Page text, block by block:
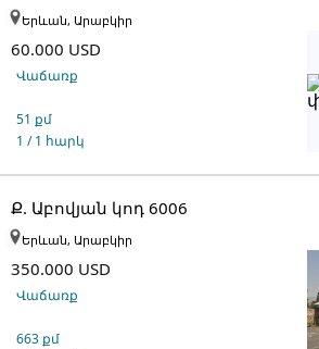
60.000 USD
Վաճառք
51 քմ
1 / 1 հարկ
Երևան, Արաբկիր
Ք. Աբովյան կոդ 6006
350.000 USD
Վաճառք
663 քմ
Երևան, Արաբկիր